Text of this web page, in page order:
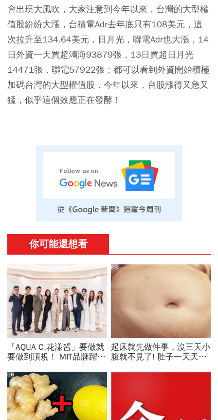
會出現大風吹，大家注意到今年以來，台灣的大型權
值股紛紛大漲，台積電Adr去年底只有108美元，這
次拉升至134.64美元，日月光，聯電Adr也大漲，14
日外資一天買超鴻海93879張，13日買超日月光
14471張，聯電57922張；都可以看到外資開始積極
加碼台灣的大型權值股，今年以來，台股漲得又急又
猛，似乎這個效應正在發酵！